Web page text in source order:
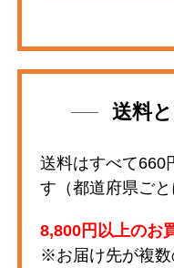
送料
送料はすべて660
す（都道府県ごと
8,800円以上のお
※お届け先が複数